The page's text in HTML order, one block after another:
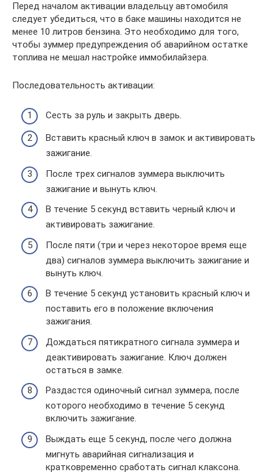
Перед началом активации владельцу автомобиля
следует убедиться, что в баке машины находится не
менее 10 литров бензина. Это необходимо для того,
чтобы зуммер предупреждения об аварийном остатке
топлива не мешал настройке иммобилайзера.
Последовательность активации:
Сесть за руль и закрыть дверь.
Вставить красный ключ в замок и активировать
зажигание.
После трех сигналов зуммера выключить
зажигание и вынуть ключ.
В течение 5 секунд вставить черный ключ и
активировать зажигание.
После пяти (три и через некоторое время еще
два) сигналов зуммера выключить зажигание и
вынуть ключ.
В течение 5 секунд установить красный ключ и
поставить его в положение включения
зажигания.
Дождаться пятикратного сигнала зуммера и
деактивировать зажигание. Ключ должен
остаться в замке.
Раздастся одиночный сигнал зуммера, после
которого необходимо в течение 5 секунд
включить зажигание.
Выждать еще 5 секунд, после чего должна
мигнуть аварийная сигнализация и
кратковременно сработать сигнал клаксона.